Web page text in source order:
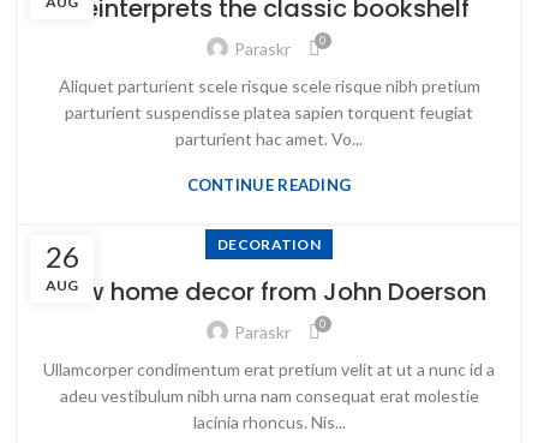
Reinterprets the classic bookshelf
Paraskr 0
Aliquet parturient scele risque scele risque nibh pretium
parturient suspendisse platea sapien torquent feugiat
parturient hac amet. Vo...
CONTINUE READING
26
AUG
DECORATION
New home decor from John Doerson
Paraskr 0
Ullamcorper condimentum erat pretium velit at ut a nunc id a
adeu vestibulum nibh urna nam consequat erat molestie
lacinia rhoncus. Nis...